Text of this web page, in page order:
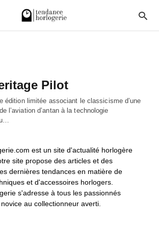
Pilot
édition limitée associant le classicisme d’une
l’aviation d’antan à la technologie
est un site d'actualité horlogère
site propose des articles et des
dernières tendances en matière de
et d'accessoires horlogers.
s'adresse à tous les passionnés
au collectionneur averti.